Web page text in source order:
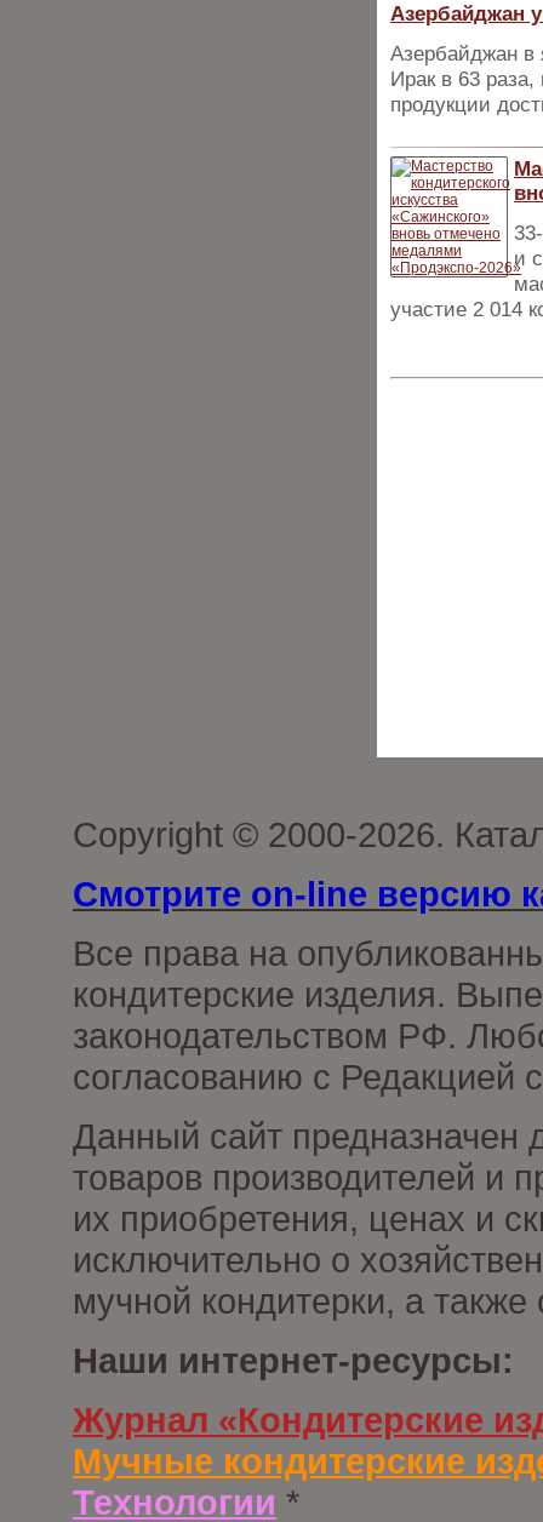
Азербайджан
Азербайджан в
Ирак в 63
продукции
и
участие 2 014
Copyright © 2000-2026.
Смотрите on-line версию
Все права на
кондитерские изделия.
законодательством РФ.
согласованию с Редакцией
Данный сайт предназначен
товаров производителей и
их приобретения, ценах и
исключительно о
мучной кондитерки, а
Наши интернет-ресурсы:
Журнал «Кондитерские
Мучные кондитерские
Технологии *